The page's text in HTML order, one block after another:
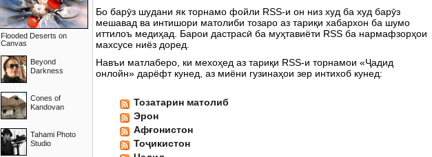
Flooded Deserts on
Canvas
Beyond
Darkness
Cones of
Kandovan
Tahami Photo
Studio
Бо барӯз шудани як торнамо фойли RSS-и он низ худ ба худ барӯз
мешавад ва интишори матолиби тозаро аз тариқи хабархон ба шумо
иттилоъ медиҳад. Барои дастрасӣ ба муҳтавиёти RSS ба нармафзорҳои
махсусе ниёз доред.
Навъи матлаберо, ки мехоҳед аз тариқи RSS-и торнамои «Ҷадид
онлойн» дарёфт кунед, аз миёни гузинаҳои зер интихоб кунед:
Тозатарин матолиб
Эрон
Афғонистон
Тоҷикистон